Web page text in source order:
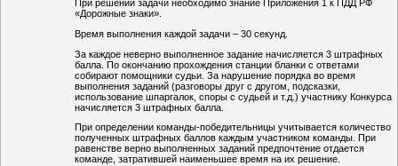
При решении задачи необходимо знание Приложения 1 к ПДД РФ
«Дорожные знаки».
Время выполнения каждой задачи – 30 секунд.
За каждое неверно выполненное задание начисляется 3 штрафных
балла. По окончанию прохождения станции бланки с ответами
собирают помощники судьи. За нарушение порядка во время
выполнения заданий (разговоры друг с другом, подсказки,
использование шпаргалок, споры с судьей и т.д.) участнику Конкурса
начисляется 3 штрафных балла.
При определении команды-победительницы учитывается количество
полученных штрафных баллов каждым участником команды. При
равенстве верно выполненных заданий предпочтение отдается
команде, затратившей наименьшее время на их решение.